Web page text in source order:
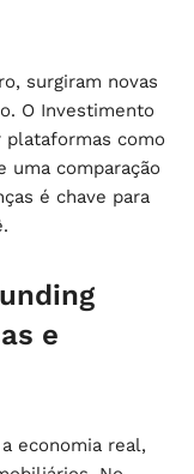
surgiram novas
O Investimento
plataformas como
uma comparação
é chave para
e
economia real,